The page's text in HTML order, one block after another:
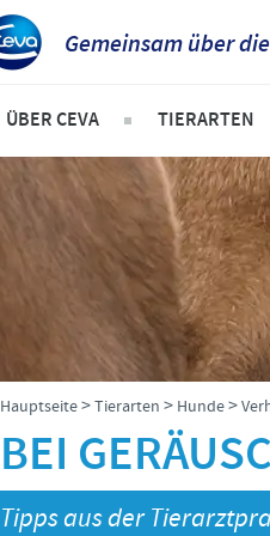
Gemeinsam über
ÜBER CEVA
Das sind wir
Unsere Werte
Standort Düsseldorf
Standort Greifswald-Riems
Dr. Felgenträger
News
TIERARTEN
Hunde
Katzen
Rinder
Schweine
Geflügel
Schafe und
Hauptseite>Tierarten > Hunde>
BEI
Tipps aus der